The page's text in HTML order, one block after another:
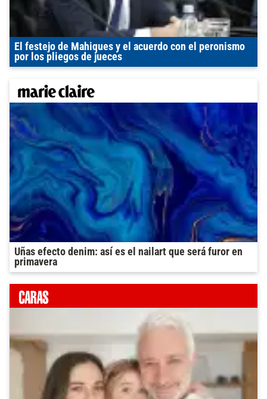
El festejo de Mahiques y el acuerdo con el peronismo
por los pliegos de jueces
Uñas efecto denim: así es el nailart que será furor en
primavera